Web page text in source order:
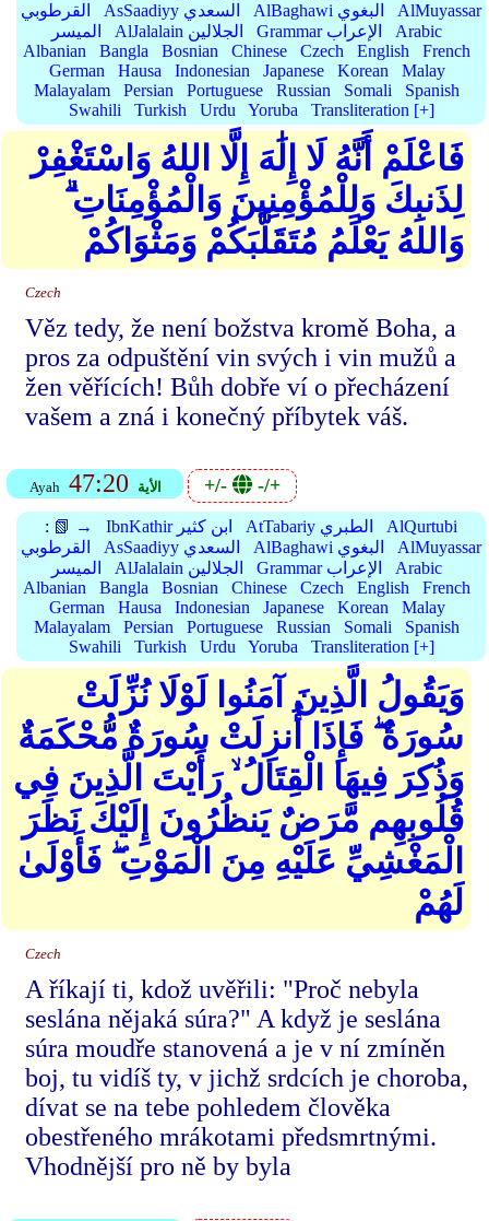
القرطوبي
AsSaadiyy السعدي AlBaghawi البغوي
AlMuyassar
الميسر
AlJalalain الجلالين Grammar الإعراب
Arabic
Albanian
Bangla Bosnian Chinese Czech English
French
German
Hausa Indonesian Japanese Korean
Malay
Malayalam
Persian Portuguese Russian Somali
Spanish
Swahili
Turkish Urdu Yoruba Transliteration [+]
فَاعْلَمْ أَنَّهُ لَا إِلَٰهَ إِلَّا اللهُ وَاسْتَغْفِرْ
لِذَنبِكَ وَلِلْمُؤْمِنِينَ وَالْمُؤْمِنَاتِ ۗ
وَاللهُ يَعْلَمُ مُتَقَلَّبَكُمْ وَمَثْوَاكُمْ
Czech
Věz tedy, že není božstva kromě Boha, a
pros za odpuštění vin svých i vin mužů a
žen věřících! Bůh dobře ví o přecházení
vašem a zná i konečný příbytek váš.
Ayah 47:20 الأية +/- -/+
: 📗 → IbnKathir ابن كثير AtTabariy الطبري
AlQurtubi
القرطوبي
AsSaadiyy السعدي AlBaghawi البغوي
AlMuyassar
الميسر
AlJalalain الجلالين Grammar الإعراب
Arabic
Albanian
Bangla Bosnian Chinese Czech English
French
German
Hausa Indonesian Japanese Korean
Malay
Malayalam
Persian Portuguese Russian Somali
Spanish
Swahili
Turkish Urdu Yoruba Transliteration [+]
وَيَقُولُ الَّذِينَ آمَنُوا لَوْلَا نُزِّلَتْ
سُورَةٌ ۖ فَإِذَا أُنزِلَتْ سُورَةٌ مُّحْكَمَةٌ
وَذُكِرَ فِيهَا الْقِتَالُ ۙ رَأَيْتَ الَّذِينَ فِي
قُلُوبِهِم مَّرَضٌ يَنظُرُونَ إِلَيْكَ نَظَرَ
الْمَغْشِيِّ عَلَيْهِ مِنَ الْمَوْتِ ۖ فَأَوْلَىٰ
لَهُمْ
Czech
A říkají ti, kdož uvěřili: "Proč nebyla
seslána nějaká súra?" A když je seslána
súra moudře stanovená a je v ní zmíněn
boj, tu vidíš ty, v jichž srdcích je choroba,
dívat se na tebe pohledem člověka
obestřeného mrákotami předsmrtnými.
Vhodnější pro ně by byla